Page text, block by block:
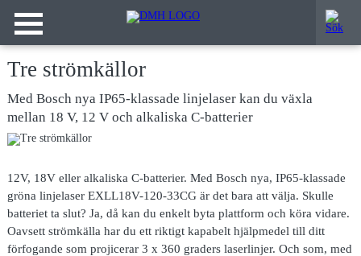
Tre strömkällor
Med Bosch nya IP65-klassade linjelaser kan du växla
mellan 18 V, 12 V och alkaliska C-batterier
12V, 18V eller alkaliska C-batterier. Med Bosch nya, IP65-klassade
gröna linjelaser EXLL18V-120-33CG är det bara att välja. Skulle
batteriet ta slut? Ja, då kan du enkelt byta plattform och köra vidare.
Oavsett strömkälla har du ett riktigt kapabelt hjälpmedel till ditt
förfogande som projicerar 3 x 360 graders laserlinjer. Och som, med